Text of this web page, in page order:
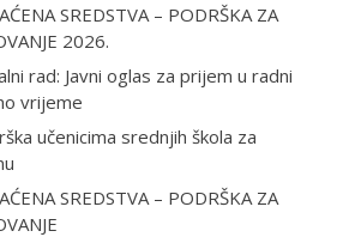
SREDSTVA – PODRŠKA ZA
2026.
rad: Javni oglas za prijem u radni
vrijeme
učenicima srednjih škola za
SREDSTVA – PODRŠKA ZA